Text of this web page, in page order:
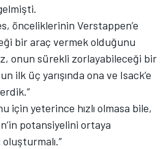
önceliklerinin Verstappen’e
bir araç vermek olduğunu
onun sürekli zorlayabileceği bir
ilk üç yarışında ona ve Isack’e
için yeterince hızlı olmasa bile,
potansiyelini ortaya